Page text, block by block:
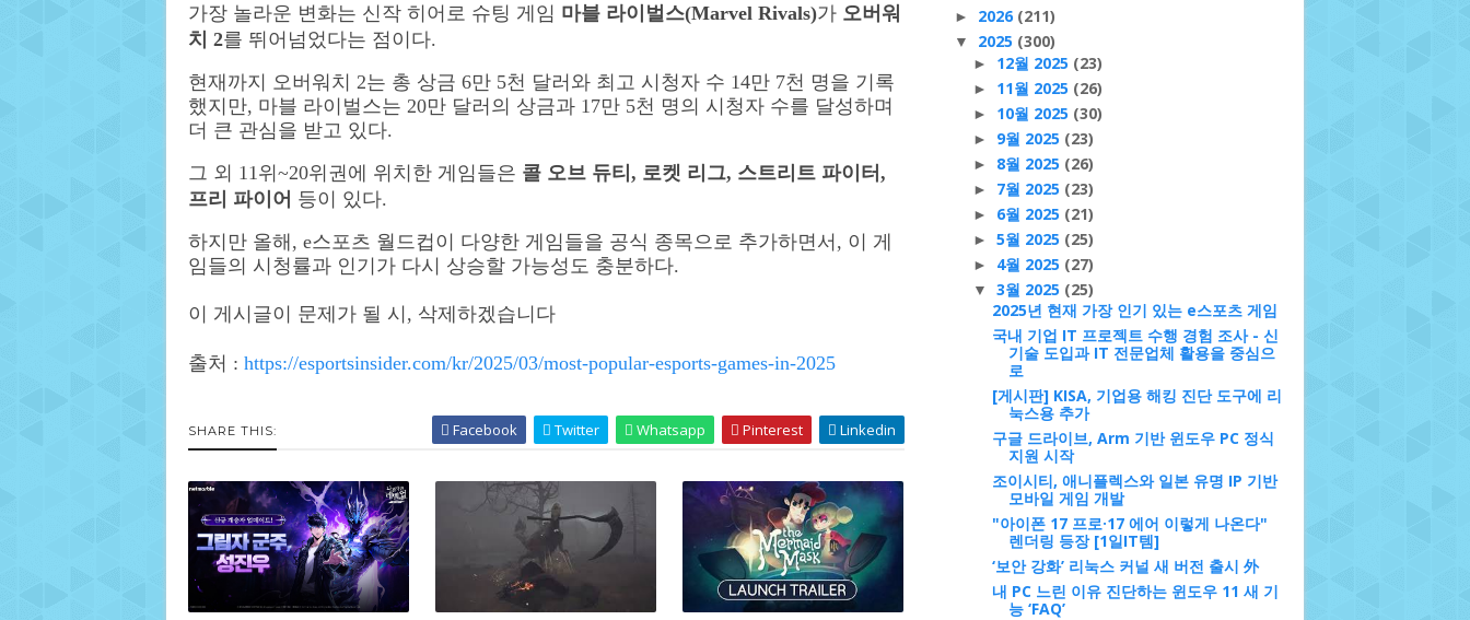
가장 놀라운 변화는 신작 히어로 슈팅 게임 마블 라이벌스(Marvel Rivals)가 오버워
치 2를 뛰어넘었다는 점이다.
현재까지 오버워치 2는 총 상금 6만 5천 달러와 최고 시청자 수 14만 7천 명을 기록
했지만, 마블 라이벌스는 20만 달러의 상금과 17만 5천 명의 시청자 수를 달성하며
더 큰 관심을 받고 있다.
그 외 11위~20위권에 위치한 게임들은 콜 오브 듀티, 로켓 리그, 스트리트 파이터,
프리 파이어 등이 있다.
하지만 올해, e스포츠 월드컵이 다양한 게임들을 공식 종목으로 추가하면서, 이 게
임들의 시청률과 인기가 다시 상승할 가능성도 충분하다.
이 게시글이 문제가 될 시, 삭제하겠습니다
출처 : https://esportsinsider.com/kr/2025/03/most-popular-esports-games-in-2025
SHARE THIS: Facebook Twitter Whatsapp Pinterest Linkedin
► 2026 (211)
▼ 2025 (300)
► 12월 2025 (23)
► 11월 2025 (26)
► 10월 2025 (30)
► 9월 2025 (23)
► 8월 2025 (26)
► 7월 2025 (23)
► 6월 2025 (21)
► 5월 2025 (25)
► 4월 2025 (27)
▼ 3월 2025 (25)
2025년 현재 가장 인기 있는 e스포츠 게임
국내 기업 IT 프로젝트 수행 경험 조사 - 신
기술 도입과 IT 전문업체 활용을 중심으
로
[게시판] KISA, 기업용 해킹 진단 도구에 리
눅스용 추가
구글 드라이브, Arm 기반 윈도우 PC 정식
지원 시작
조이시티, 애니플렉스와 일본 유명 IP 기반
모바일 게임 개발
"아이폰 17 프로·17 에어 이렇게 나온다"
렌더링 등장 [1일IT템]
‘보안 강화’ 리눅스 커널 새 버전 출시 外
내 PC 느린 이유 진단하는 윈도우 11 새 기
능 ‘FAQ’